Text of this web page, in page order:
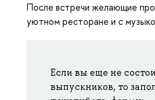
После встречи желающие
уютном ресторане и с
Если вы еще не
выпускников, то